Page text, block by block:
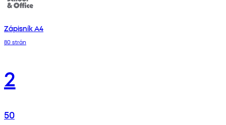
Zápisník A4
80 strán
2
50